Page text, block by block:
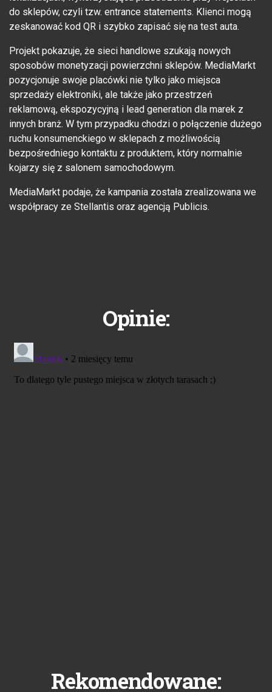
do sklepów, czyli tzw. entrance statements. Klienci mogą
zeskanować kod QR i szybko zapisać się na test auta.
Projekt pokazuje, że sieci handlowe szukają nowych
sposobów monetyzacji powierzchni sklepów. MediaMarkt
pozycjonuje swoje placówki nie tylko jako miejsca
sprzedaży elektroniki, ale także jako przestrzeń
reklamową, ekspozycyjną i lead generation dla marek z
innych branż. W tym przypadku chodzi o połączenie dużego
ruchu konsumenckiego w sklepach z możliwością
bezpośredniego kontaktu z produktem, który normalnie
kojarzy się z salonem samochodowym.
MediaMarkt podaje, że kampania została zrealizowana we
współpracy ze Stellantis oraz agencją Publicis.
Opinie:
Rekomendowane: